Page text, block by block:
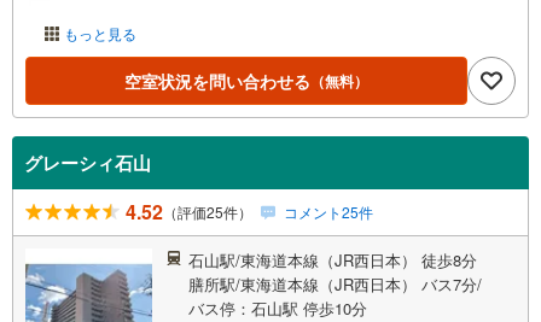
もっと見る
空室状況を問い合わせる （無料）
グレーシィ石山
4.52 （評価25件） コメント25件
石山駅/東海道本線（JR西日本） 徒歩8分
膳所駅/東海道本線（JR西日本） バス7分/
バス停：石山駅 停歩10分